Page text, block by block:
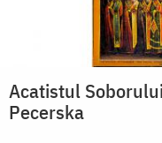
Acatistul
Pecerska